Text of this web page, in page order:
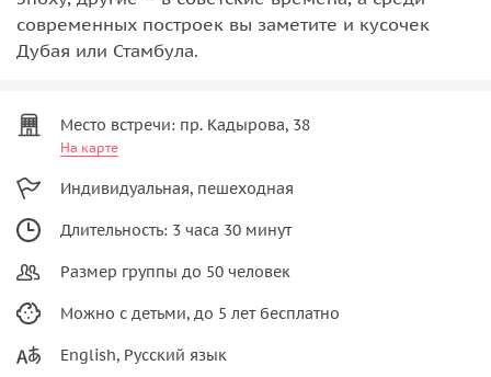
современных построек вы заметите и кусочек
Дубая или Стамбула.
Место встречи: пр. Кадырова, 38
На карте
Индивидуальная, пешеходная
Длительность: 3 часа 30 минут
Размер группы до 50 человек
Можно с детьми, до 5 лет бесплатно
English, Русский язык